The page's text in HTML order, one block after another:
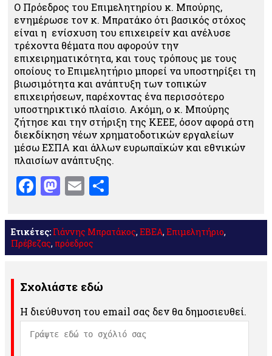
Ο Πρόεδρος του Επιμελητηρίου κ. Μπούρης,
ενημέρωσε τον κ. Μπρατάκο ότι βασικός στόχος
είναι η ενίσχυση του επιχειρείν και ανέλυσε
τρέχοντα θέματα που αφορούν την
επιχειρηματικότητα, και τους τρόπους με τους
οποίους το Επιμελητήριο μπορεί να υποστηρίξει τη
βιωσιμότητα και ανάπτυξη των τοπικών
επιχειρήσεων, παρέχοντας ένα περισσότερο
υποστηρικτικό πλαίσιο. Ακόμη, ο κ. Μπούρης
ζήτησε και την στήριξη της ΚΕΕΕ, όσον αφορά στη
διεκδίκηση νέων χρηματοδοτικών εργαλείων
μέσω ΕΣΠΑ και άλλων ευρωπαϊκών και εθνικών
πλαισίων ανάπτυξης.
Facebook
Mastodon
Email
Ετικέτες: Γιάννης Μπρατάκος, ΕΒΕΑ, Επιμελητήριο,
Πρέβεζας, πρόεδρος
Σχολιάστε εδώ
Η διεύθυνση του email σας δεν θα δημοσιευθεί.